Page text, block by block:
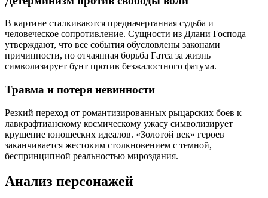
В картине сталкиваются предначертанная судьба и
человеческое сопротивление. Сущности из Длани Господа
утверждают, что все события обусловлены законами
причинности, но отчаянная борьба Гатса за жизнь
символизирует бунт против безжалостного фатума.
Травма и потеря невинности
Резкий переход от романтизированных рыцарских боев к
лавкрафтианскому космическому ужасу символизирует
крушение юношеских идеалов. «Золотой век» героев
заканчивается жестоким столкновением с темной,
беспринципной реальностью мироздания.
Анализ персонажей